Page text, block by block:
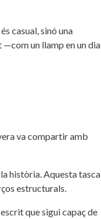
casual, sinó una
un llamp en un dia
va compartir amb
història. Aquesta tasca
estructurals.
que sigui capaç de